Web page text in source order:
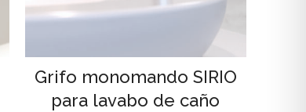
Grifo monomando SIRIO
para lavabo de caño